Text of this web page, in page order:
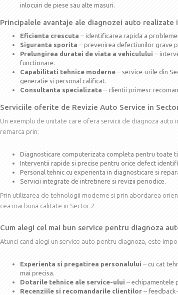
inlocuiri de piese sau alte masuri.
Principalele avantaje ale diagnozei auto realizate
Eficienta crescuta – identificarea rapida a
Siguranta sporita – prevenirea defectiunilor grave
Prelungirea duratei de viata a vehiculului –
functionare.
Capabilitati tehnice moderne – service-urile din
generatie si personal calificat.
Consultanta specializata – clientii primesc
Serviciile oferite de Revizie Auto Service in
Un exemplu de unitate care ofera servicii de diagnoza auto
remarca prin:
Diagnosticare computerizata completa pentru toate
Interventii rapide si precise pentru orice defect
Personal tehnic cu experienta in diagnosticare si
Servicii integrate de intretinere si revizii periodice.
Prin utilizarea de tehnologii moderne si prin abordarea
cea mai buna calitate in Sector 2.
Cum alegi cel mai bun service pentru diagnoza
Atunci cand alegi un service auto pentru diagnoza, este
Experienta si pregatirea personalului – cu cat
mai precisa.
Dotarile tehnice ale service-ului – echipamentele
Recenziile si recomandarile clientilor –